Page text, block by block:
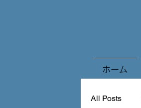
ホーム
All Posts